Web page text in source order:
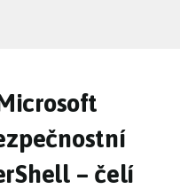
– čelí